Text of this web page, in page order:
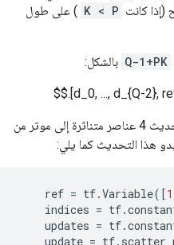
(إذا كانت K < P ) على طول
Q-1+PK بالشكل:
على سبيل المثال، لنفترض أننا نريد تحديث 4 عناصر متناثرة إلى موتر من
ref = tf.Variable([1
indices = tf.
updates = tf.
update = tf.